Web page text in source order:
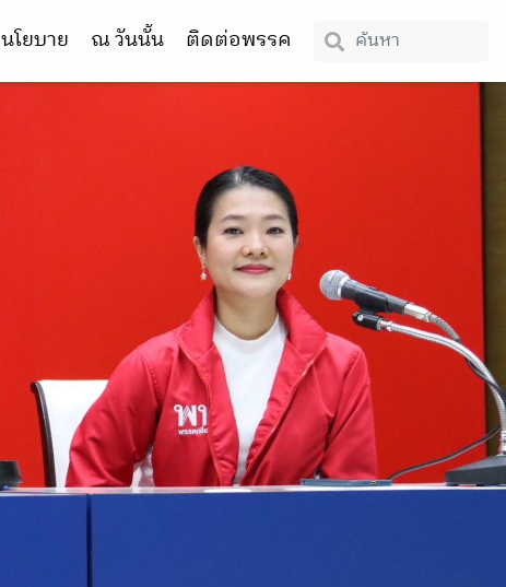
นโยบาย ณ วันนั้น ติดต่อพรรค